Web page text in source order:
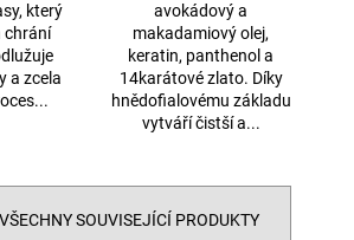
který
chrání
a zcela
avokádový a
makadamiový olej,
keratin, panthenol a
14karátové zlato. Díky
hnědofialovému základu
vytváří čistší a...
SOUVISEJÍCÍ PRODUKTY